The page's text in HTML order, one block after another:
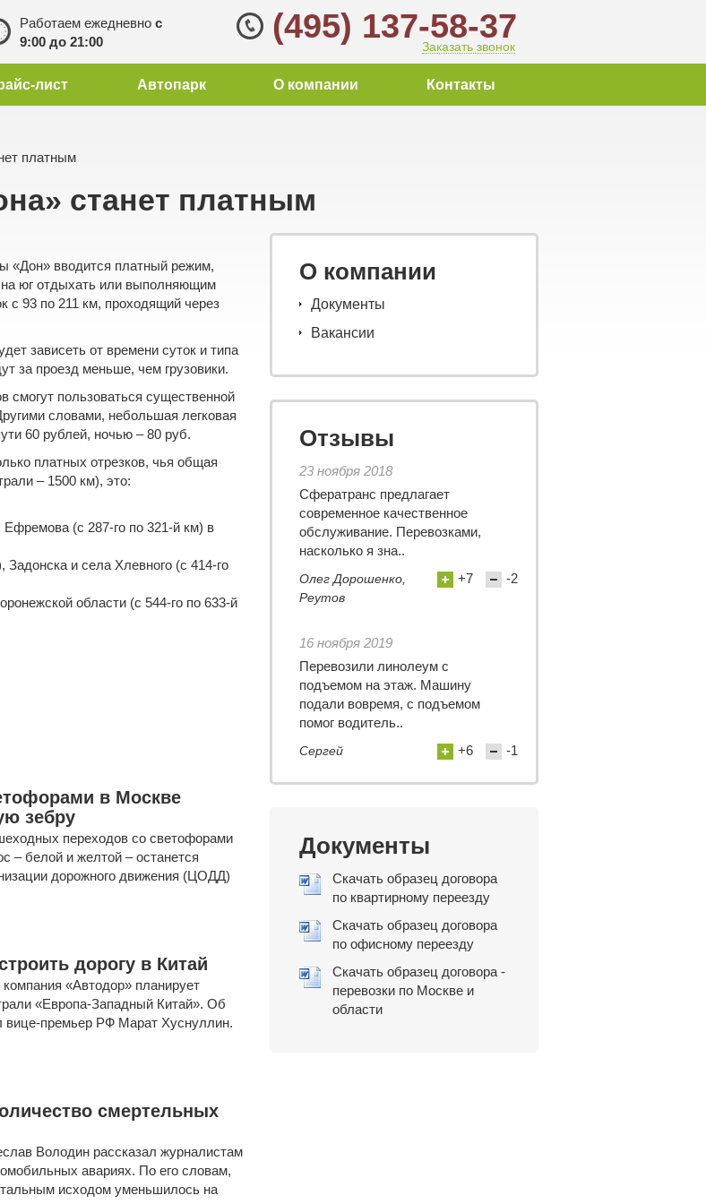
лист Автопарк О компании Контакты
(495) 137-58-37
Заказать звонок
Работаем ежедневно с
9:00 до 21:00
платным
станет платным
«Дон» вводится платный режим,
юг отдыхать или выполняющим
с 93 по 211 км, проходящий через
зависеть от времени суток и типа
за проезд меньше, чем грузовики.
смогут пользоваться существенной
словами, небольшая легковая
60 рублей, ночью – 80 руб.
платных отрезков, чья общая
– 1500 км), это:
Ефремова (с 287-го по 321-й км) в
и села Хлевного (с 414-го
области (с 544-го по 633-й
в Москве
зебру
переходов со светофорами
– белой и желтой – останется
дорожного движения (ЦОДД)
дорогу в Китай
«Автодор» планирует
«Европа-Западный Китай». Об
вице-премьер РФ Марат Хуснуллин.
смертельных
Володин рассказал журналистам
авариях. По его словам,
исходом уменьшилось на
О компании
Документы
Вакансии
Отзывы
23 ноября 2018
Сфератранс предлагает
современное качественное
обслуживание. Перевозками,
насколько я зна..
Олег Дорошенко,
Реутов
+7 -2
16 ноября 2019
Перевозили линолеум с
подъемом на этаж. Машину
подали вовремя, с подъемом
помог водитель..
Сергей +6 -1
Документы
Скачать образец договора
по квартирному переезду
Скачать образец договора
по офисному переезду
Скачать образец договора -
перевозки по Москве и
области